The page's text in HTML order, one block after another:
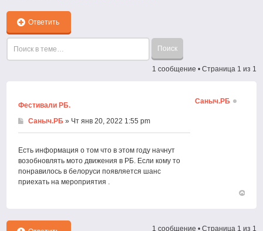
Ответить
1 сообщение • Страница 1 из 1
Фестивали РБ.
Саныч.РБ » Чт янв 20, 2022 1:55 pm
Есть информация о том что в этом году начнут
возобновлять мото движения в РБ. Если кому то
понравилось в белоруси появляется шанс
приехать на мероприятия .
Саныч.РБ
началу
1 сообщение • Страница 1 из 1